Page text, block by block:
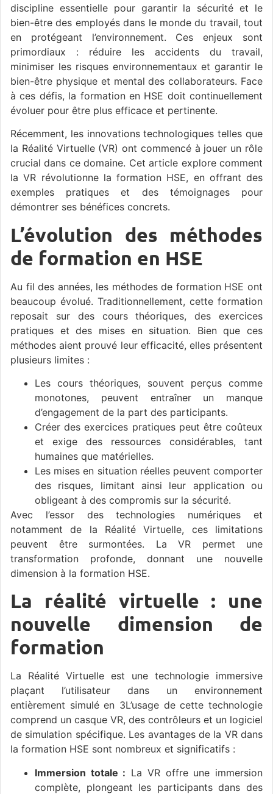
discipline essentielle pour garantir la sécurité et le
bien-être des employés dans le monde du travail, tout
en protégeant l’environnement. Ces enjeux sont
primordiaux : réduire les accidents du travail,
minimiser les risques environnementaux et garantir le
bien-être physique et mental des collaborateurs. Face
à ces défis, la formation en HSE doit continuellement
évoluer pour être plus efficace et pertinente.
Récemment, les innovations technologiques telles que
la Réalité Virtuelle (VR) ont commencé à jouer un rôle
crucial dans ce domaine. Cet article explore comment
la VR révolutionne la formation HSE, en offrant des
exemples pratiques et des témoignages pour
démontrer ses bénéfices concrets.
L’évolution des méthodes
de formation en HSE
Au fil des années, les méthodes de formation HSE ont
beaucoup évolué. Traditionnellement, cette formation
reposait sur des cours théoriques, des exercices
pratiques et des mises en situation. Bien que ces
méthodes aient prouvé leur efficacité, elles présentent
plusieurs limites :
Les cours théoriques, souvent perçus comme
monotones, peuvent entraîner un manque
d’engagement de la part des participants.
Créer des exercices pratiques peut être coûteux
et exige des ressources considérables, tant
humaines que matérielles.
Les mises en situation réelles peuvent comporter
des risques, limitant ainsi leur application ou
obligeant à des compromis sur la sécurité.
Avec l’essor des technologies numériques et
notamment de la Réalité Virtuelle, ces limitations
peuvent être surmontées. La VR permet une
transformation profonde, donnant une nouvelle
dimension à la formation HSE.
La réalité virtuelle : une
nouvelle dimension de
formation
La Réalité Virtuelle est une technologie immersive
plaçant l’utilisateur dans un environnement
entièrement simulé en 3L’usage de cette technologie
comprend un casque VR, des contrôleurs et un logiciel
de simulation spécifique. Les avantages de la VR dans
la formation HSE sont nombreux et significatifs :
Immersion totale : La VR offre une immersion
complète, plongeant les participants dans des